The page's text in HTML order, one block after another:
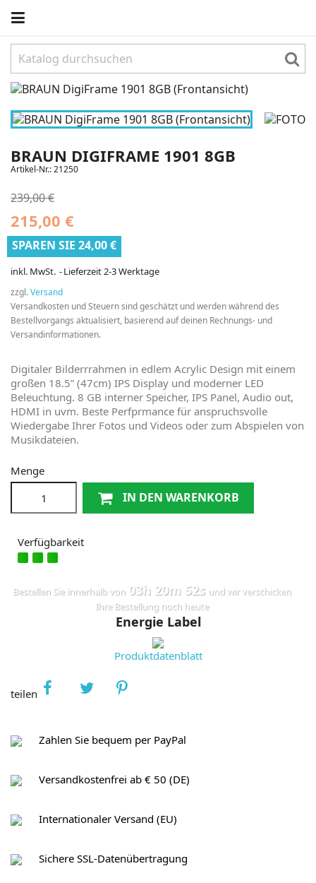
BRAUN DIGIFRAME 1901 8GB
Artikel-Nr.:21250
239,00 €
215,00 €
SPAREN SIE 24,00 €
inkl. MwSt. Lieferzeit 2-3 Werktage
zzgl.Versand
Versandkosten und Steuern sind geschätzt und werden während des
Bestellvorgangs aktualisiert, basierend auf deinen Rechnungs- und
Versandinformationen.
Digitaler Bilderrrahmen in edlem Acrylic Design mit einem
großen 18.5” (47cm) IPS Display und moderner LED
Beleuchtung. 8 GB interner Speicher, IPS Panel, Audio out,
HDMI in uvm. Beste Perfprmance für anspruchsvolle
Wiedergabe Ihrer Fotos und Videos oder zum Abspielen von
Musikdateien.
Menge
IN DEN WARENKORB
Verfügbarkeit
Bestellen Sie innerhalb von 03h 20m 52s und wir verschicken
Ihre Bestellung noch heute
Energie Label
Produktdatenblatt
teilen
Zahlen Sie bequem per PayPal
Versandkostenfrei ab € 50 (DE)
Internationaler Versand (EU)
Sichere SSL-Datenübertragung